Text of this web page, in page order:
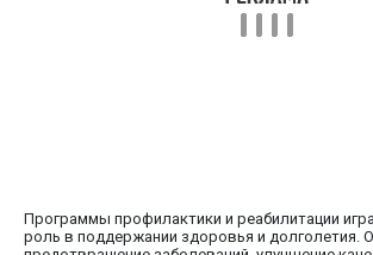
Программы профилактики и реабилитации
роль в поддержании здоровья и долголетия.